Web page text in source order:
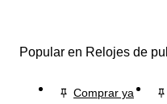
Popular en Relojes de
Comprar ya